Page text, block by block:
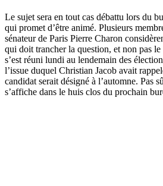
Le sujet sera en tout cas débattu lors du
qui promet d’être animé. Plusieurs
sénateur de Paris Pierre Charon
qui doit trancher la question, et non pas
s’est réuni lundi au lendemain des
l’issue duquel Christian Jacob avait
candidat serait désigné à l’automne. Pas
s’affiche dans le huis clos du prochain